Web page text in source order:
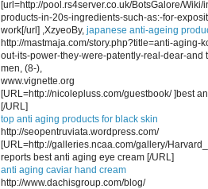
[url=http://pool.rs4server.co.uk/BotsGalore/
products-in-20s-ingredients-such-as:-for-
work[/url] ,XzyeoBy, japanese anti-ageing
http://mastmaja.com/story.php?title=anti-aging-
out-its-power-they-were-patently-real-dear-and
men, (8-),
www.vignette.org
[URL=http://nicolepluss.com/guestbook/ ]best
[/URL]
top anti aging products for black skin
http://seopentruviata.wordpress.com/
[URL=http://galleries.ncaa.com/gallery/
reports best anti aging eye cream [/URL]
anti aging caviar hand cream
http://www.dachisgroup.com/blog/